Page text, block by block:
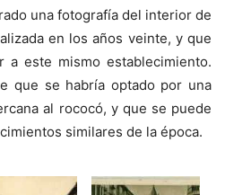
una fotografía del interior de
en los años veinte, y que
a este mismo establecimiento.
que se habría optado por una
al rococó, y que se puede
similares de la época.